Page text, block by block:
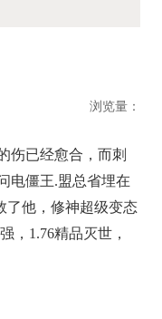
浏览量：
伤已经愈合，而刺
电僵王.盟总省埋在
了他，修神超级变态
，1.76精品灭世，